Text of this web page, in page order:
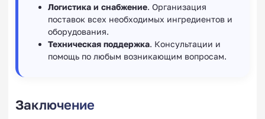
Логистика и снабжение. Организация
поставок всех необходимых ингредиентов и
оборудования.
Техническая поддержка. Консультации и
помощь по любым возникающим вопросам.
Заключение